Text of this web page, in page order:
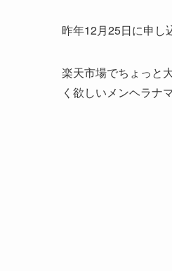
昨年12月25日に申し
楽天市場でちょっと
く欲しいメンヘラナ